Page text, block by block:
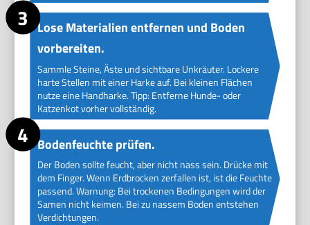
Lose Materialien entfernen und Boden
vorbereiten.
Sammle Steine, Äste und sichtbare Unkräuter. Lockere
harte Stellen mit einer Harke auf. Bei kleinen Flächen
nutze eine Handharke. Tipp: Entferne Hunde- oder
Katzenkot vorher vollständig.
Bodenfeuchte prüfen.
Der Boden sollte feucht, aber nicht nass sein. Drücke mit
dem Finger. Wenn Erdbrocken zerfallen ist, ist die Feuchte
passend. Warnung: Bei trockenen Bedingungen wird der
Samen nicht keimen. Bei zu nassem Boden entstehen
Verdichtungen.